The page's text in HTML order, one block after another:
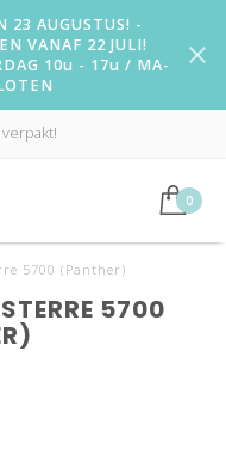
23 AUGUSTUS! -
VANAF 22 JULI!
10u - 17u / MA-
0
5700 (Panther)
5700